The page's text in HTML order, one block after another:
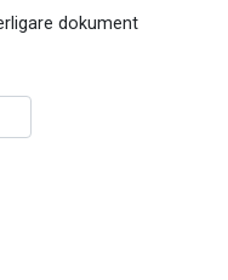
dokument